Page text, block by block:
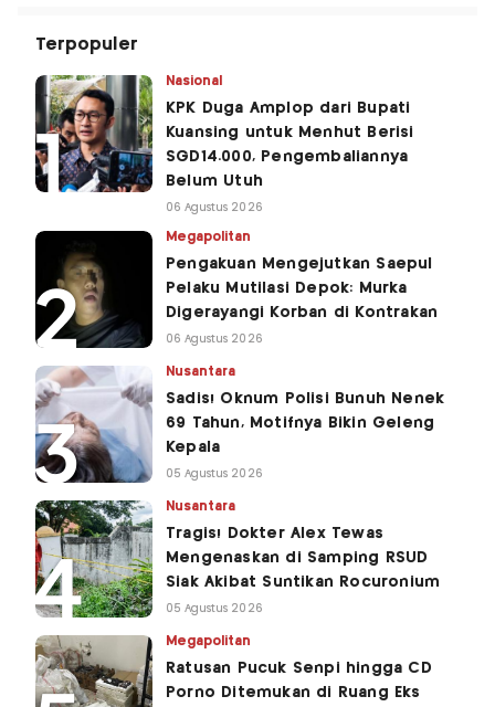
Terpopuler
Nasional
KPK Duga Amplop dari Bupati
Kuansing untuk Menhut Berisi
SGD14.000, Pengembaliannya
Belum Utuh
06 Agustus 2026
Megapolitan
Pengakuan Mengejutkan Saepul
Pelaku Mutilasi Depok: Murka
Digerayangi Korban di Kontrakan
06 Agustus 2026
Nusantara
Sadis! Oknum Polisi Bunuh Nenek
69 Tahun, Motifnya Bikin Geleng
Kepala
05 Agustus 2026
Nusantara
Tragis! Dokter Alex Tewas
Mengenaskan di Samping RSUD
Siak Akibat Suntikan Rocuronium
05 Agustus 2026
Megapolitan
Ratusan Pucuk Senpi hingga CD
Porno Ditemukan di Ruang Eks